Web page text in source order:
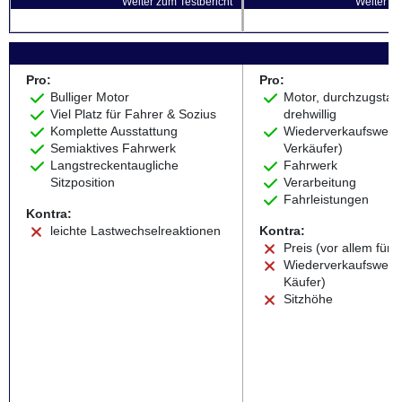
Pro:
Bulliger Motor
Viel Platz für Fahrer & Sozius
Komplette Ausstattung
Semiaktives Fahrwerk
Langstreckentaugliche
Sitzposition
Kontra:
leichte Lastwechselreaktionen
Pro:
Motor,
drehwillig
Wiederverkaufswert
Verkäufer)
Fahrwerk
Verarbeitung
Fahrleistungen
Kontra:
Preis (vor allem für
Wiederverkaufswert
Käufer)
Sitzhöhe